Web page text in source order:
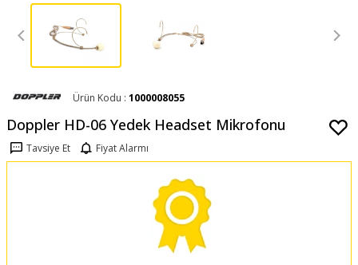
Ürün Kodu : 1000008055
Doppler HD-06 Yedek Headset Mikrofonu
Tavsiye Et Fiyat Alarmı